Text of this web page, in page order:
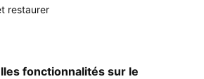
restaurer
fonctionnalités sur le